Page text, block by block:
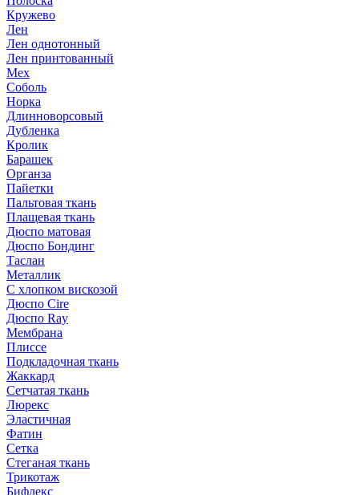
Кружево
Лен
Лен однотонный
Лен принтованный
Мех
Соболь
Норка
Длинноворсовый
Дубленка
Кролик
Барашек
Органза
Пайетки
Пальтовая ткань
Плащевая ткань
Дюспо матовая
Дюспо Бондинг
Таслан
Металлик
С хлопком вискозой
Дюспо Cire
Дюспо Ray
Мембрана
Плиссе
Подкладочная ткань
Жаккард
Сетчатая ткань
Люрекс
Эластичная
Фатин
Сетка
Стеганая ткань
Трикотаж
Бифлекс